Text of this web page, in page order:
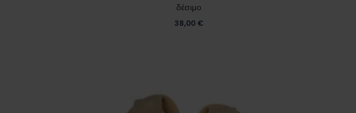
δέσιμο
38,00 €